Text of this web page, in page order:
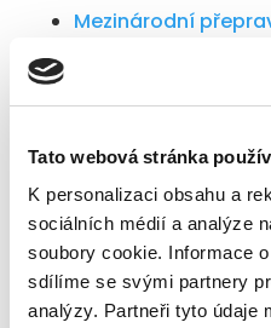
Tato webová stránka
K personalizaci obsahu a
sociálních médií a analýze
soubory cookie. Informace
sdílíme se svými partnery
analýzy. Partneři tyto údaje
Mezinárodní